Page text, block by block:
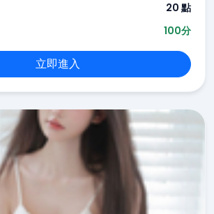
20 點
100分
立即進入